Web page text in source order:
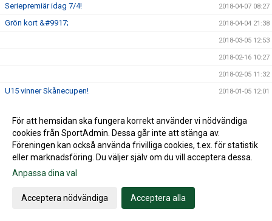
Seriepremiär idag 7/4! 2018-04-07 08:27
Grön kort &#9917; 2018-04-04 21:38
2018-03-05 12:53
2018-02-16 10:27
2018-02-05 11:32
U15 vinner Skånecupen! 2018-01-05 12:01
2017-08-21 09:37
2016-03-20 04:04
Cookie-inställningar Gå till Webbversion
För att hemsidan ska fungera korrekt använder vi nödvändiga
cookies från SportAdmin. Dessa går inte att stänga av.
Föreningen kan också använda frivilliga cookies, t.ex. för statistik
eller marknadsföring. Du väljer själv om du vill acceptera dessa.
Anpassa dina val
Acceptera nödvändiga Acceptera alla